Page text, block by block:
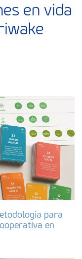
en vida
para
en